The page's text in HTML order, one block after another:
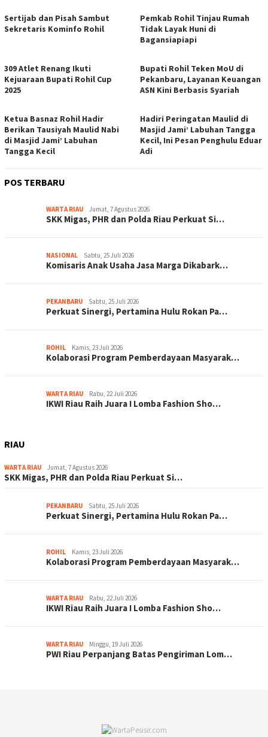
Sertijab dan Pisah Sambut
Sekretaris Kominfo Rohil
Pemkab Rohil Tinjau Rumah
Tidak Layak Huni di
Bagansiapiapi
309 Atlet Renang Ikuti
Kejuaraan Bupati Rohil Cup
2025
Bupati Rohil Teken MoU di
Pekanbaru, Layanan Keuangan
ASN Kini Berbasis Syariah
Ketua Basnaz Rohil Hadir
Berikan Tausiyah Maulid Nabi
di Masjid Jami’ Labuhan
Tangga Kecil
Hadiri Peringatan Maulid di
Masjid Jami’ Labuhan Tangga
Kecil, Ini Pesan Penghulu Eduar
Adi
POS TERBARU
WARTA RIAU Jumat, 7 Agustus 2026
SKK Migas, PHR dan Polda Riau Perkuat Si…
NASIONAL Sabtu, 25 Juli 2026
Komisaris Anak Usaha Jasa Marga Dikabark…
PEKANBARU Sabtu, 25 Juli 2026
Perkuat Sinergi, Pertamina Hulu Rokan Pa…
ROHIL Kamis, 23 Juli 2026
Kolaborasi Program Pemberdayaan Masyarak…
WARTA RIAU Rabu, 22 Juli 2026
IKWI Riau Raih Juara I Lomba Fashion Sho…
RIAU
WARTA RIAU Jumat, 7 Agustus 2026
SKK Migas, PHR dan Polda Riau Perkuat Si…
PEKANBARU Sabtu, 25 Juli 2026
Perkuat Sinergi, Pertamina Hulu Rokan Pa…
ROHIL Kamis, 23 Juli 2026
Kolaborasi Program Pemberdayaan Masyarak…
WARTA RIAU Rabu, 22 Juli 2026
IKWI Riau Raih Juara I Lomba Fashion Sho…
WARTA RIAU Minggu, 19 Juli 2026
PWI Riau Perpanjang Batas Pengiriman Lom…